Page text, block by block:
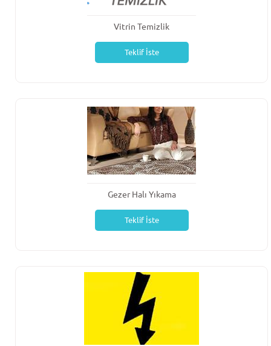
Vitrin Temizlik
Teklif İste
Gezer Halı Yıkama
Teklif İste